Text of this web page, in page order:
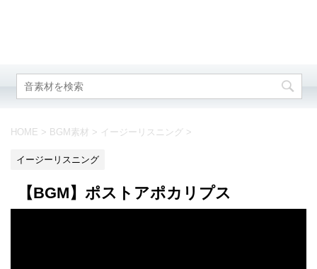
HOME > BGM素材 > イージーリスニング >
イージーリスニング
【BGM】ポストアポカリプス